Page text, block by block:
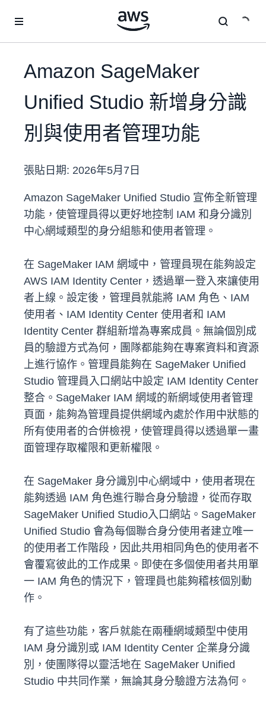
Amazon SageMaker
Unified Studio 新增身分識
別與使用者管理功能
張貼日期: 2026年5月7日
Amazon SageMaker Unified Studio 宣佈全新管理
功能，使管理員得以更好地控制 IAM 和身分識別
中心網域類型的身分組態和使用者管理。
在 SageMaker IAM 網域中，管理員現在能夠設定
AWS IAM Identity Center，透過單一登入來讓使用
者上線。設定後，管理員就能將 IAM 角色、IAM
使用者、IAM Identity Center 使用者和 IAM
Identity Center 群組新增為專案成員。無論個別成
員的驗證方式為何，團隊都能夠在專案資料和資源
上進行協作。管理員能夠在 SageMaker Unified
Studio 管理員入口網站中設定 IAM Identity Center
整合。SageMaker IAM 網域的新網域使用者管理
頁面，能夠為管理員提供網域內處於作用中狀態的
所有使用者的合併檢視，使管理員得以透過單一畫
面管理存取權限和更新權限。
在 SageMaker 身分識別中心網域中，使用者現在
能夠透過 IAM 角色進行聯合身分驗證，從而存取
SageMaker Unified Studio入口網站。SageMaker
Unified Studio 會為每個聯合身分使用者建立唯一
的使用者工作階段，因此共用相同角色的使用者不
會覆寫彼此的工作成果。即使在多個使用者共用單
一 IAM 角色的情況下，管理員也能夠稽核個別動
作。
有了這些功能，客戶就能在兩種網域類型中使用
IAM 身分識別或 IAM Identity Center 企業身分識
別，使團隊得以靈活地在 SageMaker Unified
Studio 中共同作業，無論其身分驗證方法為何。